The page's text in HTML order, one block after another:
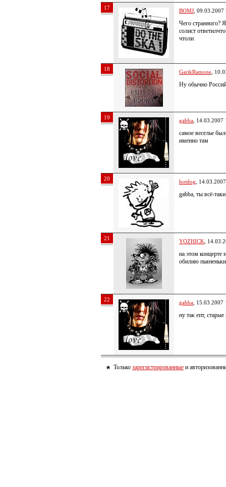
17 BOMJ ,
Чего странного?
солист
чтоли
18 GarikRamone ,
Ну обычно
19 gabba , 14.03.2007
самое веселье
именно там
20 hotdog ,
gabba, ты всё-
21 YOZHICK ,
на этом концерте
обилию
22 gabba , 15.03.2007
ну так епт,
Только зарегистрированные и